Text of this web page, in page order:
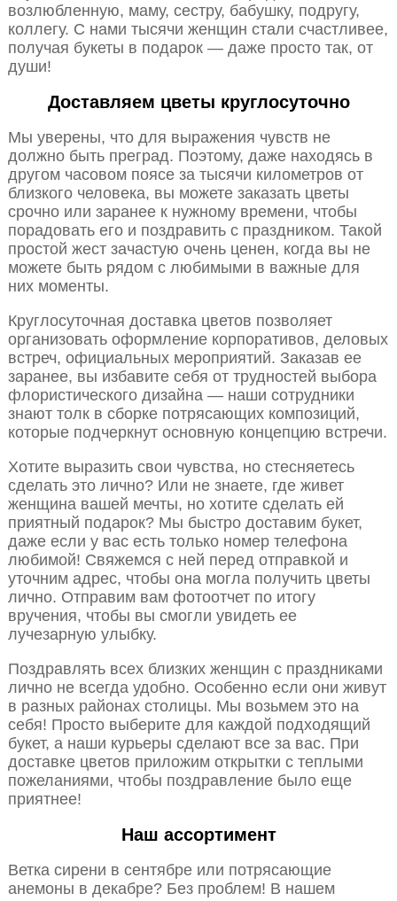
возлюбленную, маму, сестру, бабушку, подругу,
коллегу. С нами тысячи женщин стали счастливее,
получая букеты в подарок — даже просто так, от
души!
Доставляем цветы круглосуточно
Мы уверены, что для выражения чувств не
должно быть преград. Поэтому, даже находясь в
другом часовом поясе за тысячи километров от
близкого человека, вы можете заказать цветы
срочно или заранее к нужному времени, чтобы
порадовать его и поздравить с праздником. Такой
простой жест зачастую очень ценен, когда вы не
можете быть рядом с любимыми в важные для
них моменты.
Круглосуточная доставка цветов позволяет
организовать оформление корпоративов, деловых
встреч, официальных мероприятий. Заказав ее
заранее, вы избавите себя от трудностей выбора
флористического дизайна — наши сотрудники
знают толк в сборке потрясающих композиций,
которые подчеркнут основную концепцию встречи.
Хотите выразить свои чувства, но стесняетесь
сделать это лично? Или не знаете, где живет
женщина вашей мечты, но хотите сделать ей
приятный подарок? Мы быстро доставим букет,
даже если у вас есть только номер телефона
любимой! Свяжемся с ней перед отправкой и
уточним адрес, чтобы она могла получить цветы
лично. Отправим вам фотоотчет по итогу
вручения, чтобы вы смогли увидеть ее
лучезарную улыбку.
Поздравлять всех близких женщин с праздниками
лично не всегда удобно. Особенно если они живут
в разных районах столицы. Мы возьмем это на
себя! Просто выберите для каждой подходящий
букет, а наши курьеры сделают все за вас. При
доставке цветов приложим открытки с теплыми
пожеланиями, чтобы поздравление было еще
приятнее!
Наш ассортимент
Ветка сирени в сентябре или потрясающие
анемоны в декабре? Без проблем! В нашем